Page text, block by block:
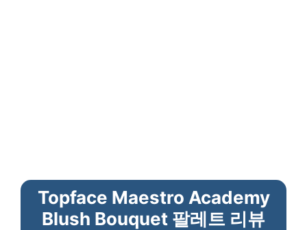
Topface Maestro Academy
Blush Bouquet 팔레트 리뷰